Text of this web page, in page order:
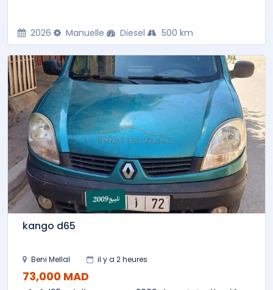
2026 Manuelle Diesel 500 km
kango d65
Beni Mellal il y a 2 heures
73,000 MAD